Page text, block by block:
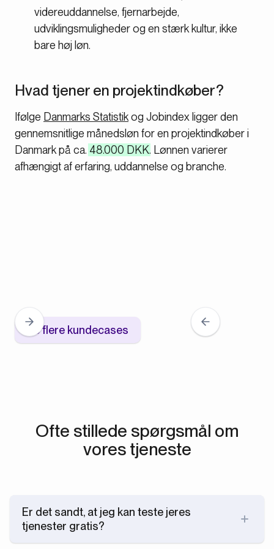
videreuddannelse, fjernarbejde,
udviklingsmuligheder og en stærk kultur, ikke
bare høj løn.
Hvad tjener en projektindkøber?
Ifølge Danmarks Statistikog Jobindex ligger den
gennemsnitlige månedsløn for en projektindkøber i
Danmark på ca. 48.000 DKK. Lønnen varierer
afhængigt af erfaring, uddannelse og branche.
Se flere kundecases
Ofte stillede spørgsmål om
vores tjeneste
Er det sandt, at jeg kan teste jeres
tjenester gratis?